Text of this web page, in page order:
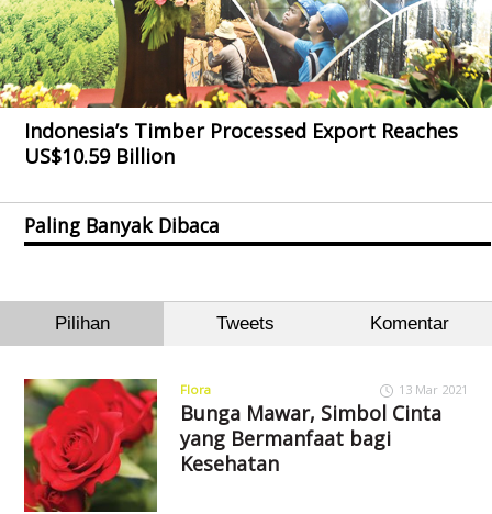
Indonesia’s Timber Processed Export Reaches
US$10.59 Billion
Paling Banyak Dibaca
Pilihan Tweets Komentar
Flora 13 Mar 2021
Bunga Mawar, Simbol Cinta
yang Bermanfaat bagi
Kesehatan